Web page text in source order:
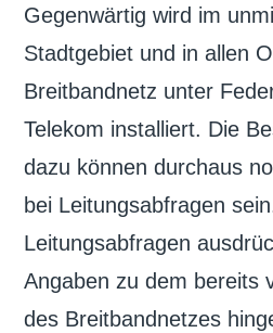
Gegenwärtig wird im
Stadtgebiet und in allen
Breitbandnetz unter
Telekom installiert. Die
dazu können durchaus
bei Leitungsabfragen
Leitungsabfragen
Angaben zu dem bereits
des Breitbandnetzes